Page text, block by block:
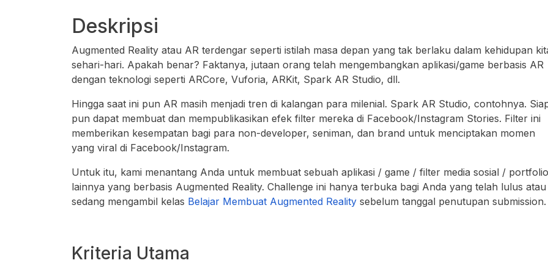
Deskripsi
Augmented Reality atau AR terdengar seperti istilah masa depan yang tak berlaku dalam kehidupan
sehari-hari. Apakah benar? Faktanya, jutaan orang telah mengembangkan aplikasi/game berbasis AR
dengan teknologi seperti ARCore, Vuforia, ARKit, Spark AR Studio, dll.
Hingga saat ini pun AR masih menjadi tren di kalangan para milenial. Spark AR Studio, contohnya.
pun dapat membuat dan mempublikasikan efek filter mereka di Facebook/Instagram Stories. Filter ini
memberikan kesempatan bagi para non-developer, seniman, dan brand untuk menciptakan momen
yang viral di Facebook/Instagram.
Untuk itu, kami menantang Anda untuk membuat sebuah aplikasi / game / filter media sosial / portfolio
lainnya yang berbasis Augmented Reality. Challenge ini hanya terbuka bagi Anda yang telah lulus atau
sedang mengambil kelas Belajar Membuat Augmented Reality sebelum tanggal penutupan submission.
Kriteria Utama